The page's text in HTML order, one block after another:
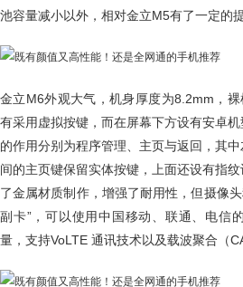
池容量减小以外，相对金立M5有了一定的提
金立M6外观大气，机身厚度为8.2mm，
有采用虚拟按键，而在屏幕下方设有安卓
的作用分别为程序管理、主页与返回，其
间的主页键保留实体按键，上面还设有指
了金属材质制作，增强了耐用性，但摄像
副卡”，可以使用中国移动、联通、电信
量，支持VoLTE 通讯技术以及载波聚合（